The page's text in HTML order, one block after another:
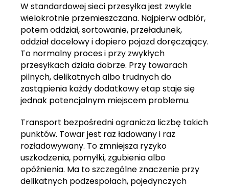
W standardowej sieci przesyłka jest zwykle
wielokrotnie przemieszczana. Najpierw odbiór,
potem oddział, sortowanie, przeładunek,
oddział docelowy i dopiero pojazd doręczający.
To normalny proces i przy zwykłych
przesyłkach działa dobrze. Przy towarach
pilnych, delikatnych albo trudnych do
zastąpienia każdy dodatkowy etap staje się
jednak potencjalnym miejscem problemu.
Transport bezpośredni ogranicza liczbę takich
punktów. Towar jest raz ładowany i raz
rozładowywany. To zmniejsza ryzyko
uszkodzenia, pomyłki, zgubienia albo
opóźnienia. Ma to szczególne znaczenie przy
delikatnych podzespołach, pojedynczych